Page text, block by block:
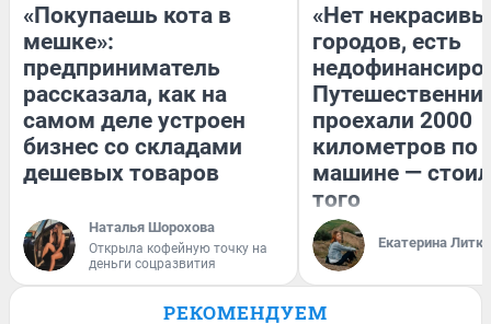
«Покупаешь кота в
мешке»:
предприниматель
рассказала, как на
самом деле устроен
бизнес со складами
дешевых товаров
Наталья Шорохова
Открыла кофейную точку на
деньги соцразвития
«Нет
городов, есть
проехали 2000
километров по
машине —
того
Екатерина
РЕКОМЕНДУЕМ